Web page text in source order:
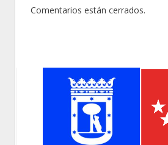
Comentarios están cerrados.